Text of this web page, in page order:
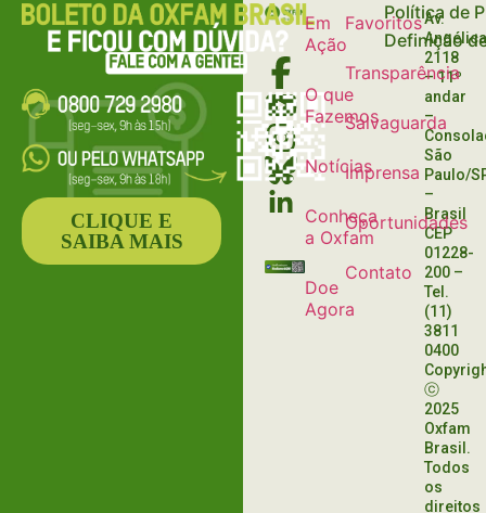
Em
Ação
O que
Fazemos
Notícias
Conheça
a Oxfam
Doe
Agora
Favoritos
Transparência
Salvaguarda
Imprensa
Oportunidades
Contato
Política de
Definição
Av.
2118
– 11º
andar
–
São
Paulo/
–
Brasil
CEP
01228-
200 –
Tel.
(11)
3811
0400
ⓒ
2025
Oxfam
Brasil.
Todos
os
direitos
CLIQUE E
SAIBA MAIS